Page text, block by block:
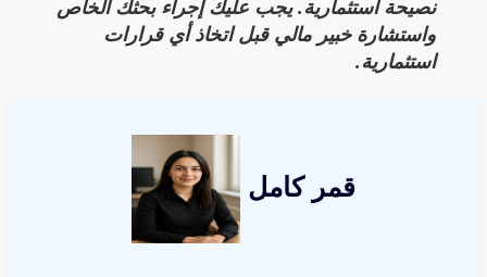
نصيحة استثمارية. يجب عليك إجراء بحثك الخاص
واستشارة خبير مالي قبل اتخاذ أي قرارات
استثمارية.
قمر كامل